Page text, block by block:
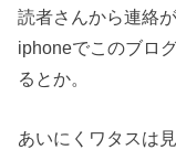
読者さんから連絡
iphoneでこのブロ
るとか。
あいにくワタスは